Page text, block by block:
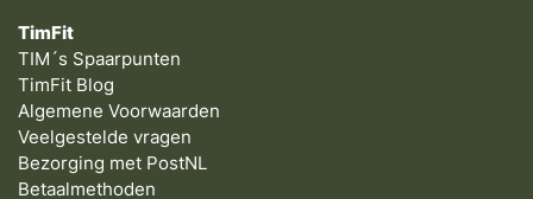
TimFit
TIM´s Spaarpunten
TimFit Blog
Algemene Voorwaarden
Veelgestelde vragen
Bezorging met PostNL
Betaalmethoden